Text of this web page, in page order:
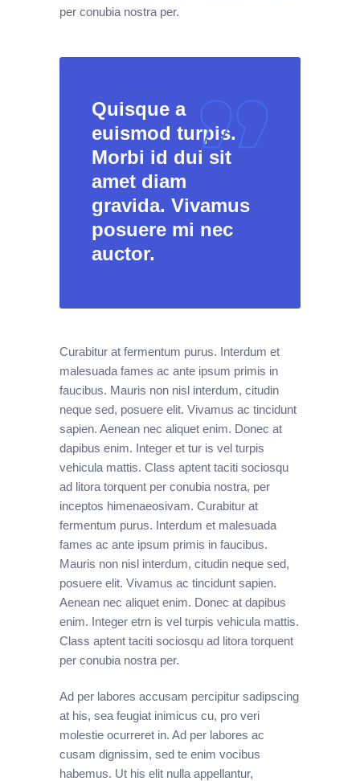
per conubia nostra per.
Quisque a
euismod turpis.
Morbi id dui sit
amet diam
gravida. Vivamus
posuere mi nec
auctor.
Curabitur at fermentum purus. Interdum et
malesuada fames ac ante ipsum primis in
faucibus. Mauris non nisl interdum, citudin
neque sed, posuere elit. Vivamus ac tincidunt
sapien. Aenean nec aliquet enim. Donec at
dapibus enim. Integer et tur is vel turpis
vehicula mattis. Class aptent taciti sociosqu
ad litora torquent per conubia nostra, per
inceptos himenaeosivam. Curabitur at
fermentum purus. Interdum et malesuada
fames ac ante ipsum primis in faucibus.
Mauris non nisl interdum, citudin neque sed,
posuere elit. Vivamus ac tincidunt sapien.
Aenean nec aliquet enim. Donec at dapibus
enim. Integer etrn is vel turpis vehicula mattis.
Class aptent taciti sociosqu ad litora torquent
per conubia nostra per.
Ad per labores accusam percipitur sadipscing
at his, sea feugiat inimicus cu, pro veri
molestie ocurreret in. Ad per labores ac
cusam dignissim, sed te enim vocibus
habemus. Ut his elit nulla appellantur,